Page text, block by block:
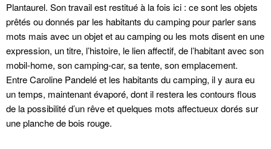
Plantaurel. Son travail est restitué à la fois ici : ce sont les objets
prêtés ou donnés par les habitants du camping pour parler sans
mots mais avec un objet et au camping ou les mots disent en une
expression, un titre, l’histoire, le lien affectif, de l’habitant avec son
mobil-home, son camping-car, sa tente, son emplacement.
Entre Caroline Pandelé et les habitants du camping, il y aura eu
un temps, maintenant évaporé, dont il restera les contours flous
de la possibilité d’un rêve et quelques mots affectueux dorés sur
une planche de bois rouge.